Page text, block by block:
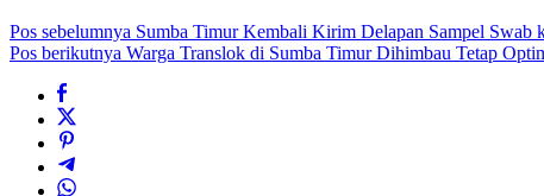
Pos sebelumnya Sumba Timur Kembali Kirim Delapan Sampel Swab
Pos berikutnya Warga Translok di Sumba Timur Dihimbau Tetap